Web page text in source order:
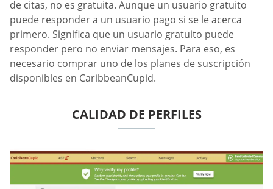
de citas, no es gratuita. Aunque un usuario gratuito
puede responder a un usuario pago si se le acerca
primero. Significa que un usuario gratuito puede
responder pero no enviar mensajes. Para eso, es
necesario comprar uno de los planes de suscripción
disponibles en CaribbeanCupid.
CALIDAD DE PERFILES